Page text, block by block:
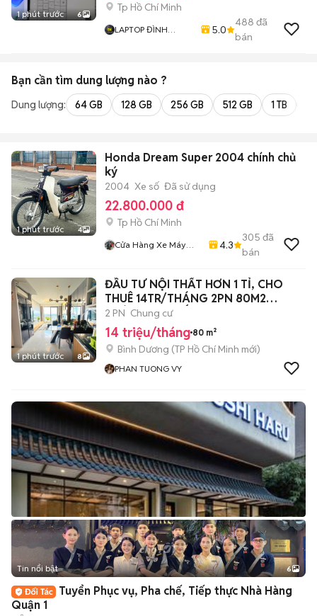
1 phút trước 6
Tp Hồ Chí Minh
LAPTOP ĐÌNH
5.0
488 đã
bán
Bạn cần tìm dung lượng nào ?
Dung lượng: 64 GB 128 GB 256 GB 512 GB 1 TB
1 phút trước 4
Honda Dream Super 2004 chính chủ
ký
2004 Xe số Đã sử dụng
22.800.000 đ
Tp Hồ Chí Minh
Cửa Hàng Xe Máy
4.3
305 đã
bán
1 phút trước 8
ĐẦU TƯ NỘI THẤT HƠN 1 TỈ, CHO
THUÊ 14TR/THÁNG 2PN 80M2
KHÁCH MAY MẮN 💰
2 PN Chung cư
14 triệu/tháng 80 m²
Bình Dương (TP Hồ Chí Minh mới)
PHAN TUONG VY
+2
Tin nổi bật 6
Tuyển Phục vụ, Pha chế, Tiếp thực Nhà Hàng
Quận 1